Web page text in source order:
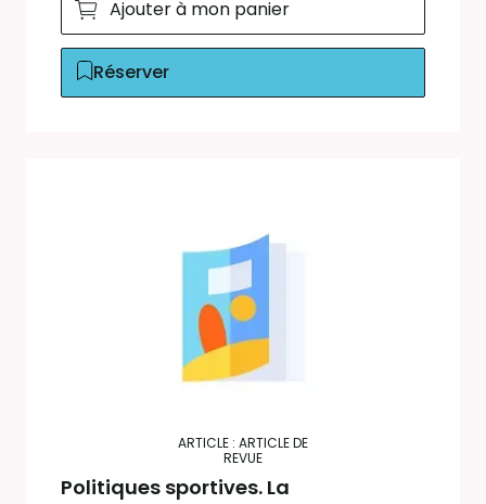
Ajouter à mon panier
Réserver
ARTICLE : ARTICLE DE
REVUE
Politiques sportives. La